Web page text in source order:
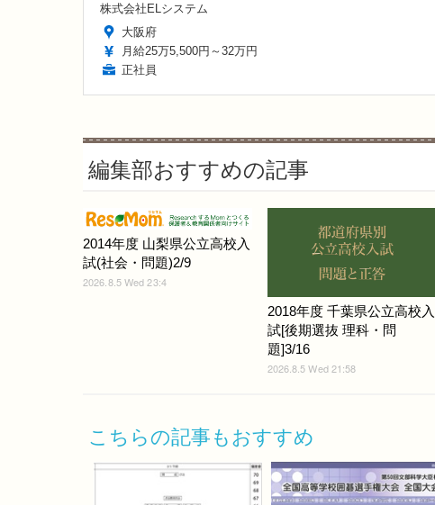
株式会社ELシステム
大阪府
月給25万5,500円～32万円
正社員
編集部おすすめの記事
2014年度 山梨県公立高校入
試(社会・問題)2/9
2026.8.5 Wed 23:4
2018年度 千葉県公立高校入
試[後期選抜 理科・問
題]3/16
2026.8.5 Wed 21:58
こちらの記事もおすすめ